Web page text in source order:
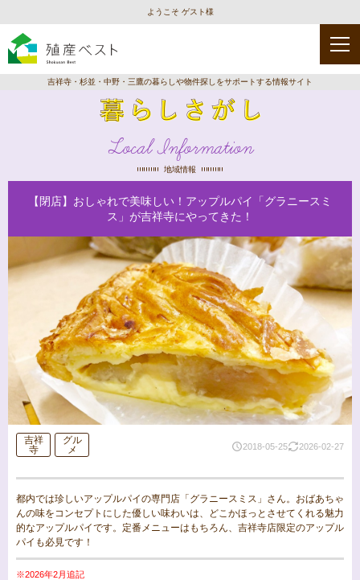
ようこそ ゲスト様
吉祥寺・杉並・中野・三鷹の暮らしや物件探しをサポートする情報サイト
Local Information
地域情報
【閉店】おしゃれで美味しい！アップルパイ「グラニースミ
ス」が吉祥寺にやってきた！
吉祥
寺
グル
メ
2018-05-25 2026-02-27
都内では珍しいアップルパイの専門店「グラニースミス」さん。おばあちゃ
んの味をコンセプトにした優しい味わいは、どこかほっとさせてくれる魅力
的なアップルパイです。定番メニューはもちろん、吉祥寺店限定のアップル
パイも必見です！
※2026年2月追記